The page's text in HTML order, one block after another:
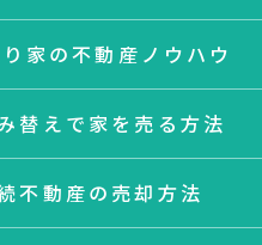
家の不動産ノウハウ
替えで家を売る方法
不動産の売却方法